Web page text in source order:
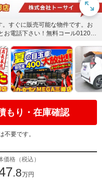
すぐに販売可能な物件です。お
電話下さい！無料コール0120-5
もり・在庫確認
要です。
価格（税込）
.8万円